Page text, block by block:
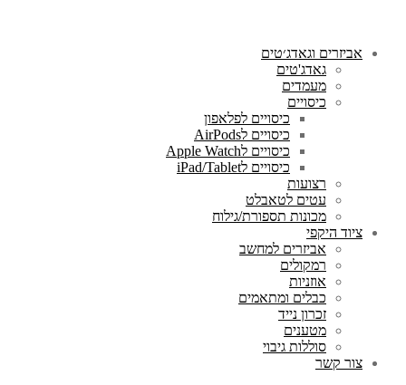
אביזרים וגאדג׳טים
גאדג'טים
מעמדים
כיסויים
כיסויים לפלאפון
כיסויים לAirPods
כיסויים לApple Watch
כיסויים לiPad/Tablet
רצועות
עטים לטאבלט
מכונות תספורת/גילוח
ציוד היקפי
אביזרים למחשב
רמקולים
אוזניות
כבלים ומתאמים
זכרון נייד
מטענים
סוללות גיבוי
צור קשר